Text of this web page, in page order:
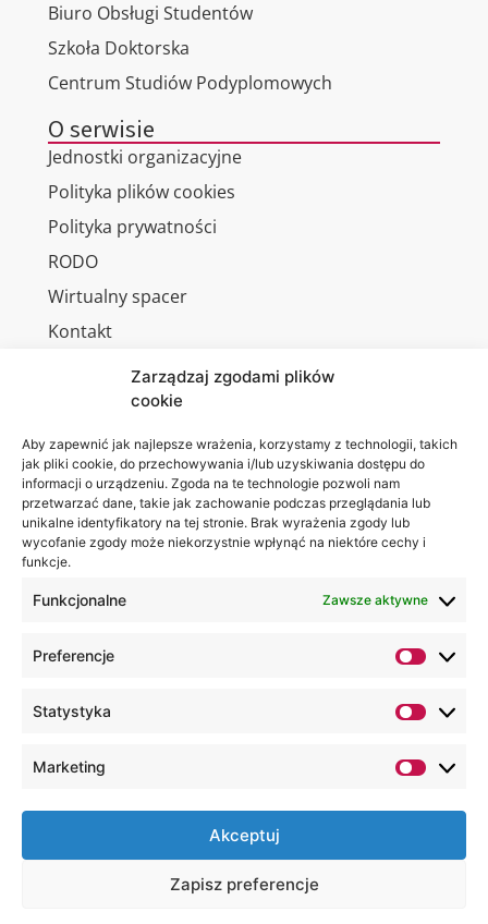
Zarządzaj zgodami plików
cookie
Aby zapewnić jak najlepsze wrażenia, korzystamy z technologii, takich
jak pliki cookie, do przechowywania i/lub uzyskiwania dostępu do
informacji o urządzeniu. Zgoda na te technologie pozwoli nam
przetwarzać dane, takie jak zachowanie podczas przeglądania lub
unikalne identyfikatory na tej stronie. Brak wyrażenia zgody lub
wycofanie zgody może niekorzystnie wpłynąć na niektóre cechy i
funkcje.
Funkcjonalne Zawsze aktywne
Preferencje
Statystyka
Marketing
Akceptuj
Zapisz preferencje
Biuro Obsługi Studentów
Szkoła Doktorska
Centrum Studiów Podyplomowych
O serwisie
Jednostki organizacyjne
Polityka plików cookies
Polityka prywatności
RODO
Wirtualny spacer
Kontakt
Lubelska
Akademia
WSEI
ul.
Projektowa
13
kancelaria@wsei.pl
Jesteśmy
na: